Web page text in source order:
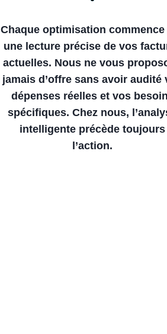
Chaque optimisation commence
une lecture précise de vos
actuelles. Nous ne vous
jamais d’offre sans avoir audité
dépenses réelles et vos
spécifiques. Chez nous,
intelligente précède toujours
l’action.